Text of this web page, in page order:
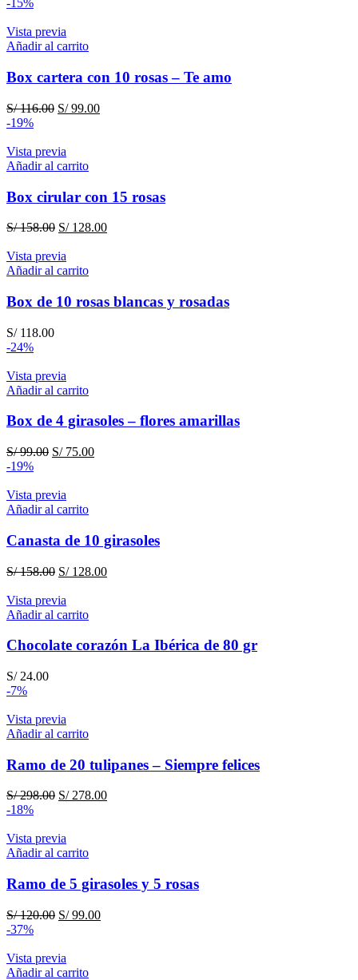
era:
S/ 128.00.
-15%
Vista previa
Añadir al carrito
Box cartera con 10 rosas – Te amo
S/116.00 El
era:
S/ 116.00.
S/99.00El
-19%
Vista previa
Añadir al carrito
Box cirular con 15 rosas
S/158.00 El
original
era:
S/128.00El
Vista previa
Añadir al carrito
Box de 10 rosas blancas y rosadas
S/118.00
-24%
Vista previa
Añadir al carrito
Box de 4 girasoles – flores amarillas
S/99.00 El
era:
S/ 99.00.
S/75.00El
-19%
Vista previa
Añadir al carrito
Canasta de 10 girasoles
S/158.00 El
original
era:
S/128.00El
Vista previa
Añadir al carrito
Chocolate corazón La Ibérica de 80 gr
S/24.00
-7%
Vista previa
Añadir al carrito
Ramo de 20 tulipanes – Siempre felices
S/298.00 El
era:
S/ 298.00.
S/278.00El
-18%
Vista previa
Añadir al carrito
Ramo de 5 girasoles y 5 rosas
S/120.00 El
era:
S/ 120.00.
S/99.00El
-37%
Vista previa
Añadir al carrito